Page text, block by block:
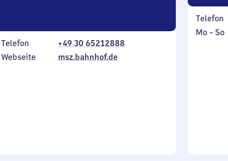
Telefon
+49 30 65212888
Webseite
msz.bahnhof.de
Telefon
Montag
Mo – So,